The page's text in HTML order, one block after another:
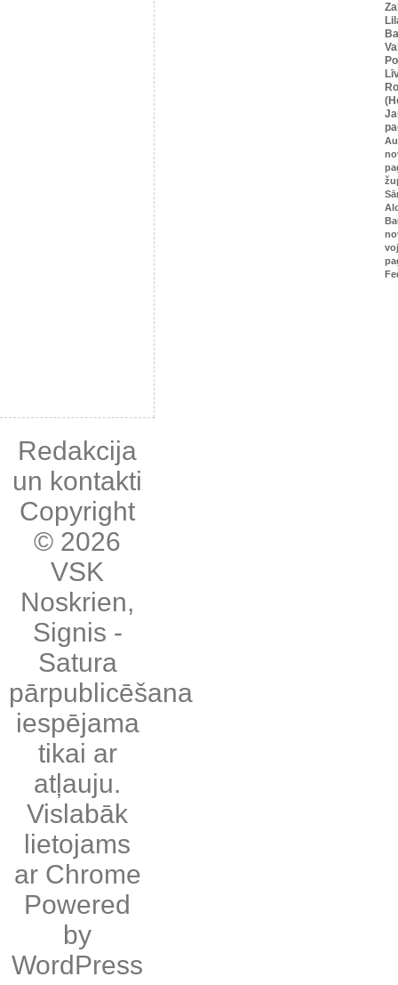
Redakcija
un kontakti
Copyright
© 2026
VSK
Noskrien,
Signis -
Satura
pārpublicēšana
iespējama
tikai ar
atļauju.
Vislabāk
lietojams
ar Chrome
Powered
by
WordPress